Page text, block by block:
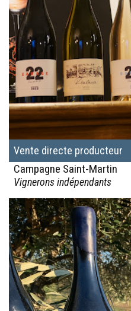
Vente directe producteur
Campagne Saint-Martin
Vignerons indépendants